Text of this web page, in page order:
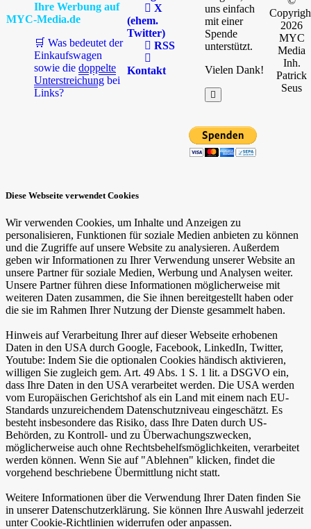
Ihre Werbung auf
MYC-Media.de
🛒 Was bedeutet der
Einkaufswagen
sowie die doppelte
Unterstreichung bei
Links?
X
(ehem.
Twitter)
RSS
Kontakt
uns einfach
mit einer
Spende
unterstützt.
Vielen Dank!
2026
MYC
Media
Inh.
Patrick
Seus
Diese Webseite verwendet Cookies
Wir verwenden Cookies, um Inhalte und Anzeigen zu
personalisieren, Funktionen für soziale Medien anbieten zu können
und die Zugriffe auf unsere Website zu analysieren. Außerdem
geben wir Informationen zu Ihrer Verwendung unserer Website an
unsere Partner für soziale Medien, Werbung und Analysen weiter.
Unsere Partner führen diese Informationen möglicherweise mit
weiteren Daten zusammen, die Sie ihnen bereitgestellt haben oder
die sie im Rahmen Ihrer Nutzung der Dienste gesammelt haben.
Hinweis auf Verarbeitung Ihrer auf dieser Webseite erhobenen
Daten in den USA durch Google, Facebook, LinkedIn, Twitter,
Youtube: Indem Sie die optionalen Cookies händisch aktivieren,
willigen Sie zugleich gem. Art. 49 Abs. 1 S. 1 lit. a DSGVO ein,
dass Ihre Daten in den USA verarbeitet werden. Die USA werden
vom Europäischen Gerichtshof als ein Land mit einem nach EU-
Standards unzureichendem Datenschutzniveau eingeschätzt. Es
besteht insbesondere das Risiko, dass Ihre Daten durch US-
Behörden, zu Kontroll- und zu Überwachungszwecken,
möglicherweise auch ohne Rechtsbehelfsmöglichkeiten, verarbeitet
werden können. Wenn Sie auf "Ablehnen" klicken, findet die
vorgehend beschriebene Übermittlung nicht statt.
Weitere Informationen über die Verwendung Ihrer Daten finden Sie
in unserer Datenschutzerklärung. Sie können Ihre Auswahl jederzeit
unter Cookie-Richtlinien widerrufen oder anpassen.